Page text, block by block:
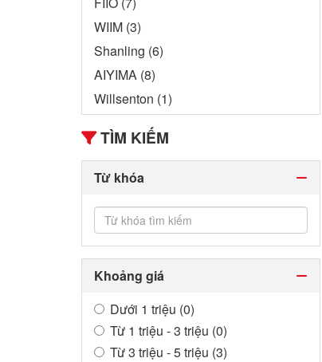
WIIM (3)
Shanling (6)
AIYIMA (8)
Willsenton (1)
TÌM KIẾM
Từ khóa
Khoảng giá
Dưới 1 triệu (0)
Từ 1 triệu - 3 triệu (0)
Từ 3 triệu - 5 triệu (3)